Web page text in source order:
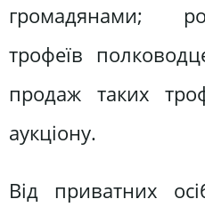
громадянами;
трофеїв
продаж таких
аукціону.
Від приватних